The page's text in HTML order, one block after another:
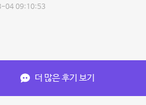
04 09:10:53
더 많은 후기 보기